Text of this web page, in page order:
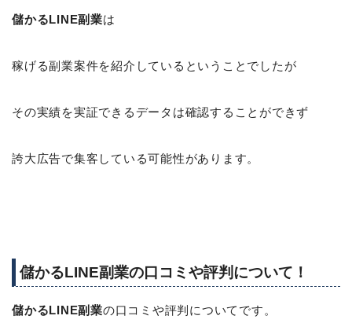
儲かるLINE副業は
稼げる副業案件を紹介しているということでしたが
その実績を実証できるデータは確認することができず
誇大広告で集客している可能性があります。
儲かるLINE副業の口コミや評判について！
儲かるLINE副業の口コミや評判についてです。